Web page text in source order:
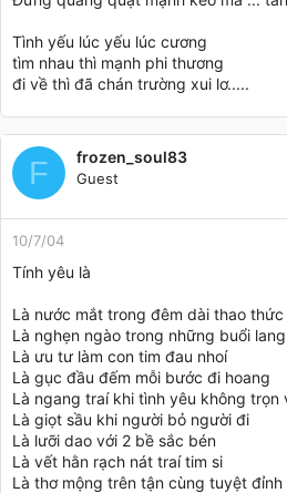
Tình yếu lúc yếu lúc cương
tìm nhau thì mạnh phi thương
đi về thì đã chán trường xui lơ.....
F frozen_soul83
Guest
10/7/04
Tính yêu là
Là nước mắt trong đêm dài thao thức
Là nghẹn ngào trong những buổi
Là ưu tư làm con tim đau nhoí
Là gục đầu đếm mỗi bước đi hoang
Là ngang traí khi tình yêu không trọn
Là giọt sầu khi người bỏ người đi
Là lưỡi dao với 2 bề sắc bén
Là vết hằn rạch nát traí tim si
Là thơ mộng trên tận cùng tuyệt đỉnh